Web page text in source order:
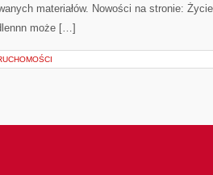
materiałów. Nowości na stronie:
może […]